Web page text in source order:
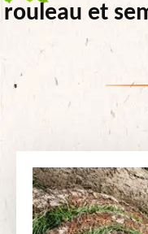
rouleau et